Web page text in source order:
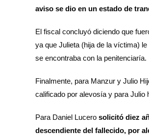
aviso se dio en un estado de
El fiscal concluyó diciendo que
ya que Julieta (hija de la víctima)
se encontraba con la penitenciaría.
Finalmente, para Manzur y Julio
calificado por alevosía y para Julio
Para Daniel Lucero solicitó diez
descendiente del fallecido, por